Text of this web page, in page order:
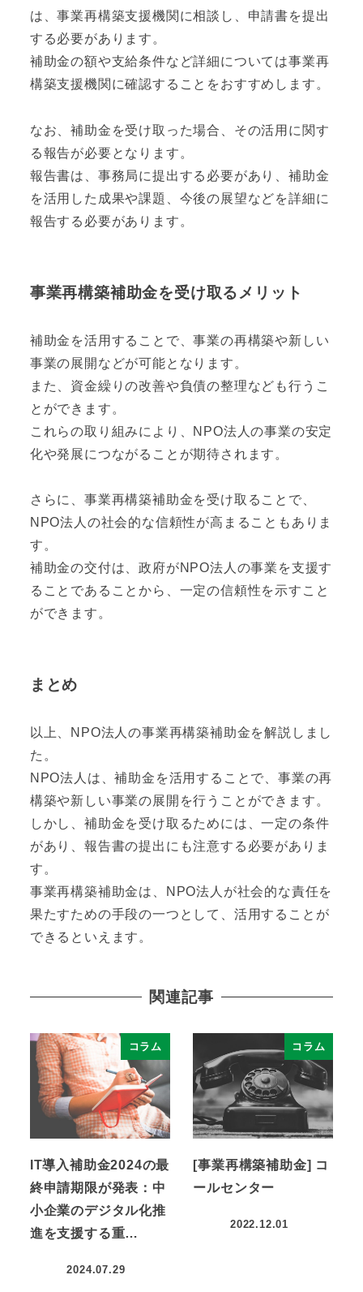
は、事業再構築支援機関に相談し、申請書を提出
する必要があります。
補助金の額や支給条件など詳細については事業再
構築支援機関に確認することをおすすめします。
なお、補助金を受け取った場合、その活用に関す
る報告が必要となります。
報告書は、事務局に提出する必要があり、補助金
を活用した成果や課題、今後の展望などを詳細に
報告する必要があります。
事業再構築補助金を受け取るメリット
補助金を活用することで、事業の再構築や新しい
事業の展開などが可能となります。
また、資金繰りの改善や負債の整理なども行うこ
とができます。
これらの取り組みにより、NPO法人の事業の安定
化や発展につながることが期待されます。
さらに、事業再構築補助金を受け取ることで、
NPO法人の社会的な信頼性が高まることもありま
す。
補助金の交付は、政府がNPO法人の事業を支援す
ることであることから、一定の信頼性を示すこと
ができます。
まとめ
以上、NPO法人の事業再構築補助金を解説しまし
た。
NPO法人は、補助金を活用することで、事業の再
構築や新しい事業の展開を行うことができます。
しかし、補助金を受け取るためには、一定の条件
があり、報告書の提出にも注意する必要がありま
す。
事業再構築補助金は、NPO法人が社会的な責任を
果たすための手段の一つとして、活用することが
できるといえます。
関連記事
コラム
IT導入補助金2024の最
終申請期限が発表：中
小企業のデジタル化推
進を支援する重…
2024.07.29
コラム
[事業再構築補助金] コ
ールセンター
2022.12.01